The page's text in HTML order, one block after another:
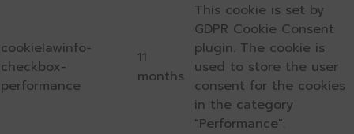
cookielawinfo-
checkbox-
performance
11
months
This cookie is set by
GDPR Cookie Consent
plugin. The cookie is
used to store the user
consent for the cookies
in the category
"Performance".